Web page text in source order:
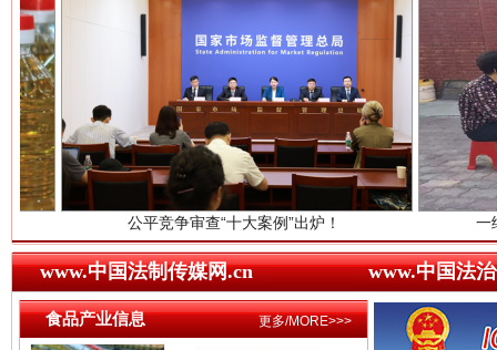
中国廉政法纪网.
中国律师在线.
中国参政网.中
三年瞒报超千万 隐匿收入偷税被查处..
公平竞争审查“十大案例”出炉！ 一纸欠条伤亲情
www.中国法制传媒网.cn www.中国法
食品产业信息 更多/MORE>>>